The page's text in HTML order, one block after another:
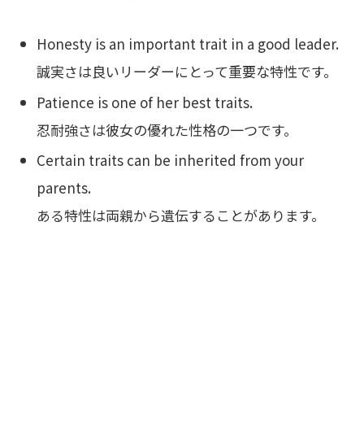
Honesty is an important trait in a good leader.
誠実さは良いリーダーにとって重要な特性です。
Patience is one of her best traits.
忍耐強さは彼女の優れた性格の一つです。
Certain traits can be inherited from your
parents.
ある特性は両親から遺伝することがあります。